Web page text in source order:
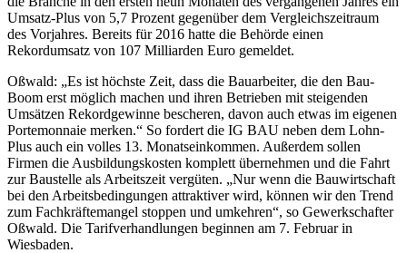
Umsatz-Plus von 5,7 Prozent gegenüber dem Vergleichszeitraum
des Vorjahres. Bereits für 2016 hatte die Behörde einen
Rekordumsatz von 107 Milliarden Euro gemeldet.
Oßwald: „Es ist höchste Zeit, dass die Bauarbeiter, die den Bau-
Boom erst möglich machen und ihren Betrieben mit steigenden
Umsätzen Rekordgewinne bescheren, davon auch etwas im eigenen
Portemonnaie merken.“ So fordert die IG BAU neben dem Lohn-
Plus auch ein volles 13. Monatseinkommen. Außerdem sollen
Firmen die Ausbildungskosten komplett übernehmen und die Fahrt
zur Baustelle als Arbeitszeit vergüten. „Nur wenn die Bauwirtschaft
bei den Arbeitsbedingungen attraktiver wird, können wir den Trend
zum Fachkräftemangel stoppen und umkehren“, so Gewerkschafter
Oßwald. Die Tarifverhandlungen beginnen am 7. Februar in
Wiesbaden.